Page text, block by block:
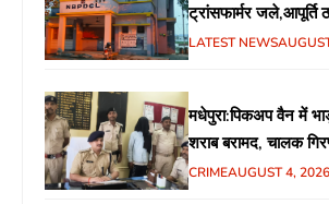
ट्रांसफार्मर जले,आपूर्ति
LATEST NEWS
मधेपुरा:पिकअप वैन में
शराब बरामद, चालक
CRIMEAUGUST 4, 2026